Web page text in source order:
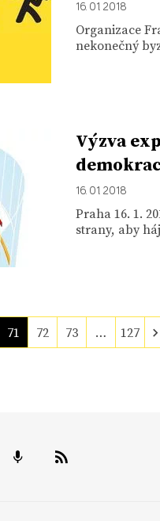
16. 01. 2018
Organizace
nekonečný
Výzva
16. 01. 2018
Praha 16. 1.
strany, aby
71 72 73 … 127